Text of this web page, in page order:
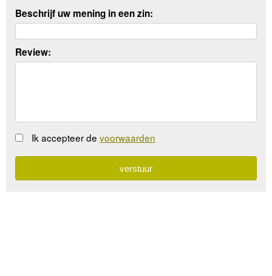
Beschrijf uw mening in een zin:
Review:
Ik accepteer de voorwaarden